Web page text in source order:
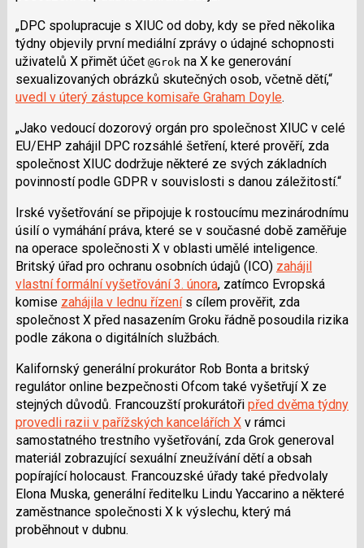
„DPC spolupracuje s XIUC od doby, kdy se před několika
týdny objevily první mediální zprávy o údajné schopnosti
uživatelů X přimět účet @Grokna X ke generování
sexualizovaných obrázků skutečných osob, včetně dětí,“
uvedl v úterý zástupce komisaře Graham Doyle.
„Jako vedoucí dozorový orgán pro společnost XIUC v celé
EU/EHP zahájil DPC rozsáhlé šetření, které prověří, zda
společnost XIUC dodržuje některé ze svých základních
povinností podle GDPR v souvislosti s danou záležitostí.“
Irské vyšetřování se připojuje k rostoucímu mezinárodnímu
úsilí o vymáhání práva, které se v současné době zaměřuje
na operace společnosti X v oblasti umělé inteligence.
Britský úřad pro ochranu osobních údajů (ICO) zahájil
vlastní formální vyšetřování 3. února, zatímco Evropská
komise zahájila v lednu řízenís cílem prověřit, zda
společnost X před nasazením Groku řádně posoudila rizika
podle zákona o digitálních službách.
Kalifornský generální prokurátor Rob Bonta a britský
regulátor online bezpečnosti Ofcom také vyšetřují X ze
stejných důvodů. Francouzští prokurátoři před dvěma týdny
provedli razii v pařížských kancelářích Xv rámci
samostatného trestního vyšetřování, zda Grok generoval
materiál zobrazující sexuální zneužívání dětí a obsah
popírající holocaust. Francouzské úřady také předvolaly
Elona Muska, generální ředitelku Lindu Yaccarino a některé
zaměstnance společnosti X k výslechu, který má
proběhnout v dubnu.